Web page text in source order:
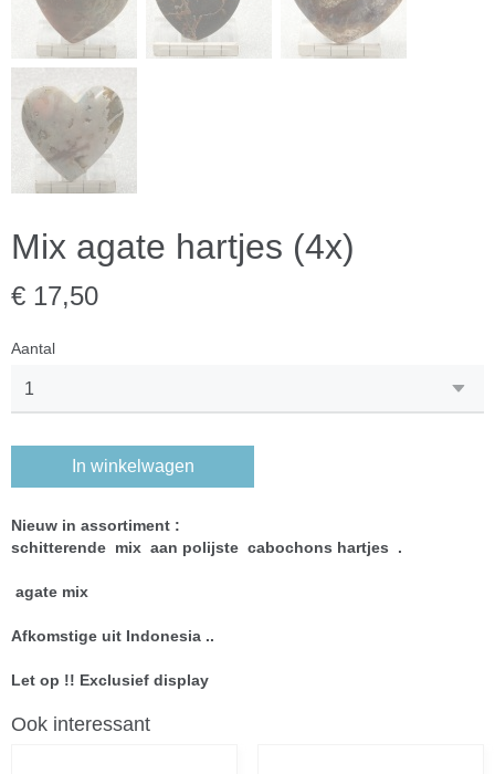
Mix agate hartjes (4x)
€ 17,50
Aantal
In winkelwagen
Nieuw in assortiment :
schitterende mix aan polijste cabochons hartjes .
agate mix
Afkomstige uit Indonesia ..
Let op !! Exclusief display
Ook interessant